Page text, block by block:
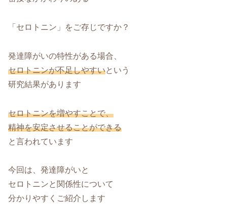
「セロトニン」をご存じですか？
発達障がいの特性がある場合、
セロトニンが不足しやすいという
研究結果があります
セロトニンを増やすことで、
精神を安定させることができる
と言われています
今回は、発達障がいと
セロトニンと関係性について
分かりやすくご紹介します